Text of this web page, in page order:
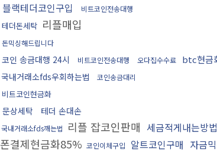
블랙테더코인구입 비트코인전송대행
테더돈세탁 리플매입
돈믹싱해드립니다
코인 송금대행 24시 비트코인전송대행 오다집수수료 btc현금
국내거래소fds우회하는법 코인송금대리
비트코인현금화
문상세탁 테더 손대손
국내거래소fds깨는법 리플 잡코인판매 세금적게내는방법
폰결제현금화85% 코인이체구입 알트코인구매 자금